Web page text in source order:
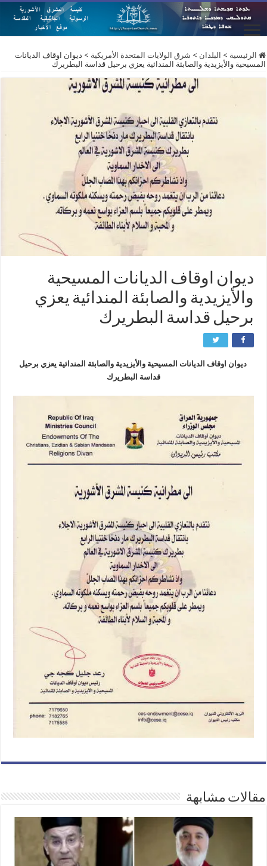
الرئيسية > البلدان > شرق الولايات المتحدة الأمريكية > ديوان اوقاف الديانات
المسيحية والأيزيدية والصابئة المندائية يعزي برحيل قداسة البطريرك
ديوان اوقاف الديانات المسيحية
والأيزيدية والصابئة المندائية يعزي
برحيل قداسة البطريرك
ديوان اوقاف الديانات المسيحية والأيزيدية والصابئة المندائية يعزي برحيل
قداسة البطريرك
مقالات مشابهة